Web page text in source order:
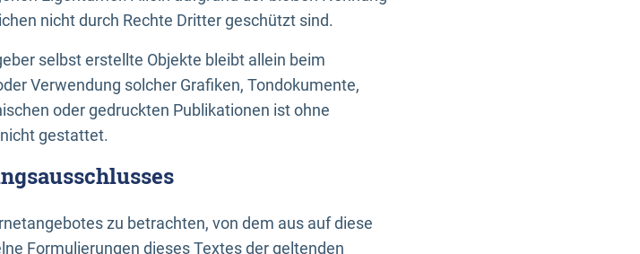
nicht durch Rechte Dritter geschützt sind.
selbst erstellte Objekte bleibt allein beim
Verwendung solcher Grafiken, Tondokumente,
oder gedruckten Publikationen ist ohne
gestattet.
zu betrachten, von dem aus auf diese
Formulierungen dieses Textes der geltenden